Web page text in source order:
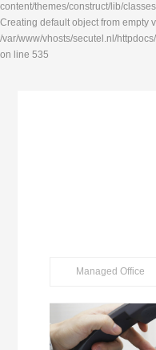
content/themes/construct/lib/
Creating default object from empty
/var/www/vhosts/secutel.nl/
on line 535
Managed Office